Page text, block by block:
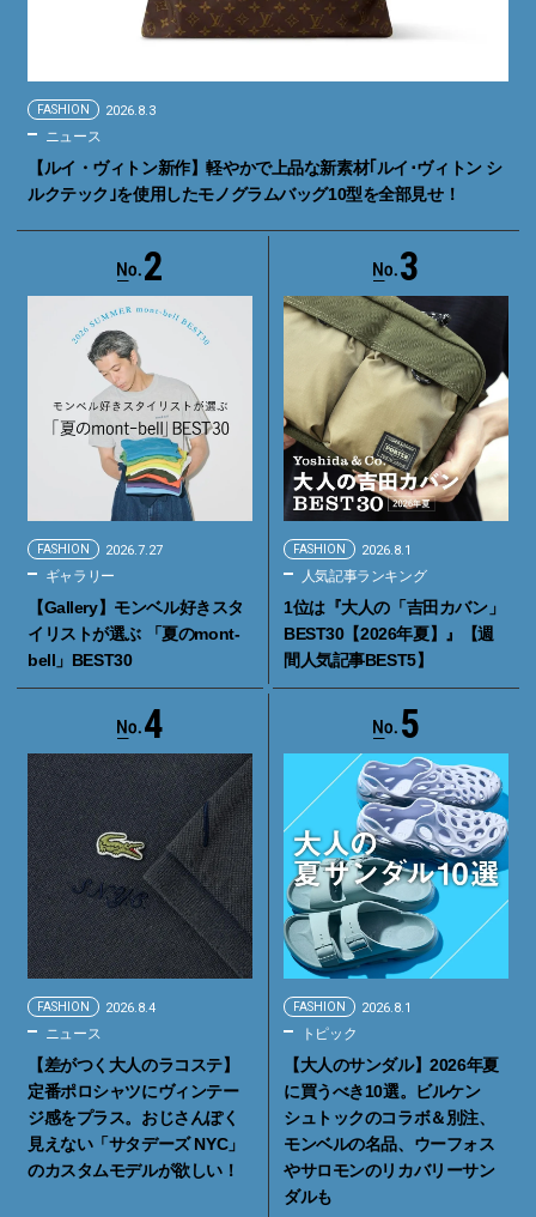
FASHION 2026.8.3
ニュース
【ルイ・ヴィトン新作】軽やかで上品な新素材｢ルイ･ヴィトン シ
ルクテック｣を使用したモノグラムバッグ10型を全部見せ！
2
FASHION 2026.7.27
ギャラリー
【Gallery】モンベル好きスタ
イリストが選ぶ 「夏のmont-
bell」BEST30
3
FASHION 2026.8.1
人気記事ランキング
1位は『大人の「吉田カバン」
BEST30【2026年夏】』【週
間人気記事BEST5】
4
FASHION 2026.8.4
ニュース
【差がつく大人のラコステ】
定番ポロシャツにヴィンテー
ジ感をプラス。おじさんぽく
見えない「サタデーズ NYC」
のカスタムモデルが欲しい！
5
FASHION 2026.8.1
トピック
【大人のサンダル】2026年夏
に買うべき10選。ビルケン
シュトックのコラボ＆別注、
モンベルの名品、ウーフォス
やサロモンのリカバリーサン
ダルも